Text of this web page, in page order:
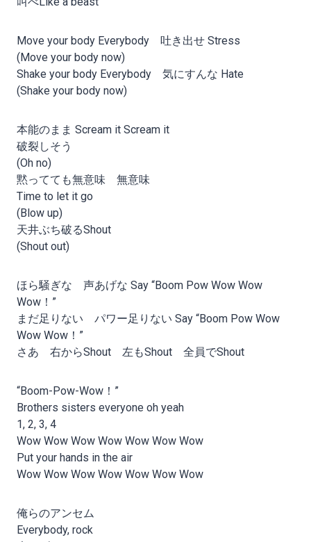
Move your body Everybody 吐き出せ Stress
(Move your body now)
Shake your body Everybody 気にすんな Hate
(Shake your body now)
本能のまま Scream it Scream it
破裂しそう
(Oh no)
黙ってても無意味 無意味
Time to let it go
(Blow up)
天井ぶち破るShout
(Shout out)
ほら騒ぎな 声あげな Say “Boom Pow Wow Wow
Wow！”
まだ足りない パワー足りない Say “Boom Pow Wow
Wow Wow！”
さあ 右からShout 左もShout 全員でShout
“Boom-Pow-Wow！”
Brothers sisters everyone oh yeah
1, 2, 3, 4
Wow Wow Wow Wow Wow Wow Wow
Put your hands in the air
Wow Wow Wow Wow Wow Wow Wow
俺らのアンセム
Everybody, rock